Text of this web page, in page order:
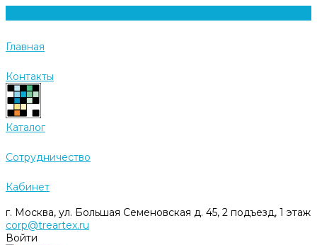
Главная
Контакты
Каталог
Cотрудничество
Кабинет
г. Москва, ул. Большая Семеновская д. 45, 2 подъезд, 1 этаж
corp@treartex.ru
Войти